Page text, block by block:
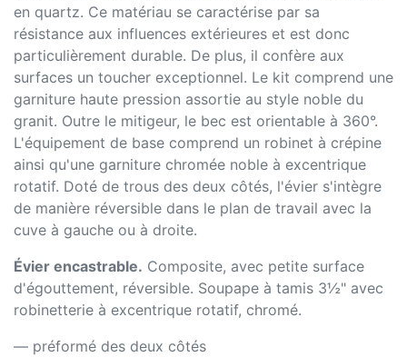
en quartz. Ce matériau se caractérise par sa
résistance aux influences extérieures et est donc
particulièrement durable. De plus, il confère aux
surfaces un toucher exceptionnel. Le kit comprend une
garniture haute pression assortie au style noble du
granit. Outre le mitigeur, le bec est orientable à 360°.
L'équipement de base comprend un robinet à crépine
ainsi qu'une garniture chromée noble à excentrique
rotatif. Doté de trous des deux côtés, l'évier s'intègre
de manière réversible dans le plan de travail avec la
cuve à gauche ou à droite.
Évier encastrable. Composite, avec petite surface
d'égouttement, réversible. Soupape à tamis 3½" avec
robinetterie à excentrique rotatif, chromé.
— préformé des deux côtés